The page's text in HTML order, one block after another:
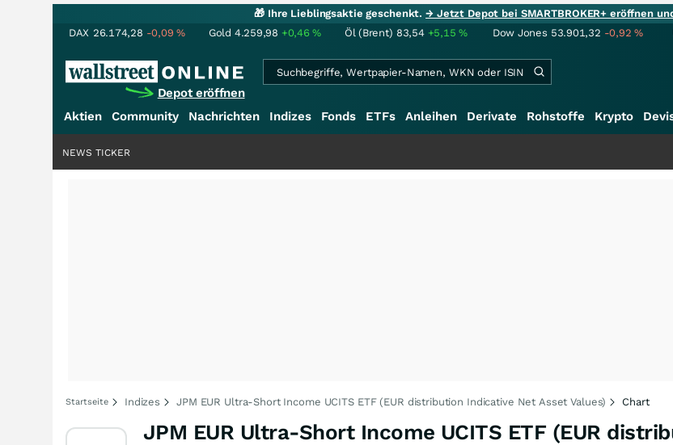
🎁 Ihre Lieblingsaktie geschenkt.→ Jetzt Depot bei SMARTBROKER+ eröffnen
DAX 26.174,28 -0,09% Gold 4.259,98 +0,46% Öl (Brent) 83,54 +5,15% Dow Jones 53.901,32 -0,92%
Depot eröffnen
Aktien Community Nachrichten Indizes Fonds ETFs Anleihen Derivate Rohstoffe Krypto
NEWS TICKER
Startseite Indizes JPM EUR Ultra-Short Income UCITS ETF (EUR distribution Indicative Net Asset Values) Chart
JPM EUR Ultra-Short Income UCITS ETF (EUR